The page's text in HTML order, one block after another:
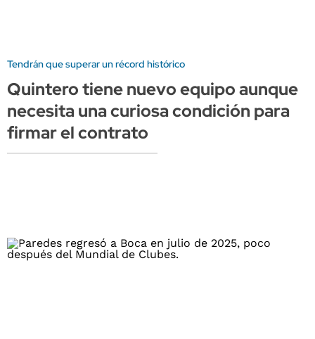
Tendrán que superar un récord histórico
Quintero tiene nuevo equipo aunque
necesita una curiosa condición para
firmar el contrato